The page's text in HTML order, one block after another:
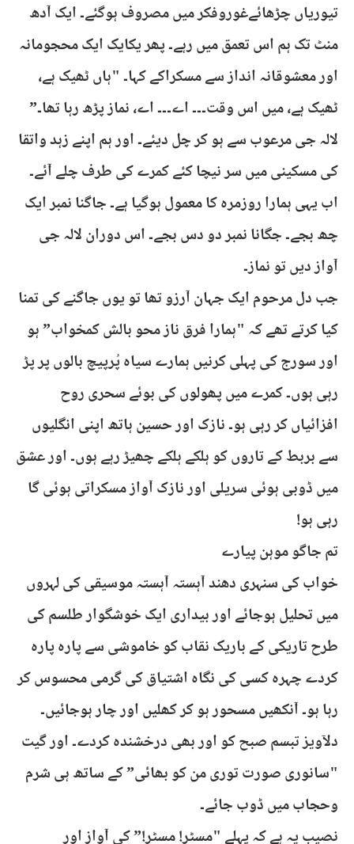
تیوریاں چڑھائےغوروفکر میں مصروف ہوگئے۔ ایک آدھ
منٹ تک ہم اس تعمق میں رہے۔ پھر یکایک ایک محجومانہ
اور معشوقانہ انداز سے مسکراکے کہا۔ "ہاں ٹھیک ہے،
ٹھیک ہے، میں اس وقت۔۔۔ اے۔۔۔ اے، نماز پڑھ رہا تھا۔”
لالہ جی مرعوب سے ہو کر چل دیئے۔ اور ہم اپنے زہد واتقا
کی مسکینی میں سر نیچا کئے کمرے کی طرف چلے آئے۔
اب یہی ہمارا روزمرہ کا معمول ہوگیا ہے۔ جاگنا نمبر ایک
چھ بجے۔ جگانا نمبر دو دس بجے۔ اس دوران لالہ جی
آواز دیں تو نماز۔
جب دل مرحوم ایک جہان آرزو تھا تو یوں جاگنے کی تمنا
کیا کرتے تھے کہ "ہمارا فرق ناز محو بالش کمخواب” ہو
اور سورج کی پہلی کرنیں ہمارے سیاہ پُرپیچ بالوں پر پڑ
رہی ہوں۔ کمرے میں پھولوں کی بوئے سحری روح
افزائیاں کر رہی ہو۔ نازک اور حسین ہاتھ اپنی انگلیوں
سے بربط کے تاروں کو ہلکے ہلکے چھیڑ رہے ہوں۔ اور عشق
میں ڈوبی ہوئی سریلی اور نازک آواز مسکراتی ہوئی گا
رہی ہو!
تم جاگو موہن پیارے
خواب کی سنہری دھند آہستہ آہستہ موسیقی کی لہروں
میں تحلیل ہوجائے اور بیداری ایک خوشگوار طلسم کی
طرح تاریکی کے باریک نقاب کو خاموشی سے پارہ پارہ
کردے چہرہ کسی کی نگاہ اشتیاق کی گرمی محسوس کر
رہا ہو۔ آنکھیں مسحور ہو کر کھلیں اور چار ہوجائیں۔
دلآویز تبسم صبح کو اور بھی درخشندہ کردے۔ اور گیت
"سانوری صورت توری من کو بھائی” کے ساتھ ہی شرم
وحجاب میں ڈوب جائے۔
نصیب یہ ہے کہ پہلے "مسٹر! مسٹر!” کی آواز اور